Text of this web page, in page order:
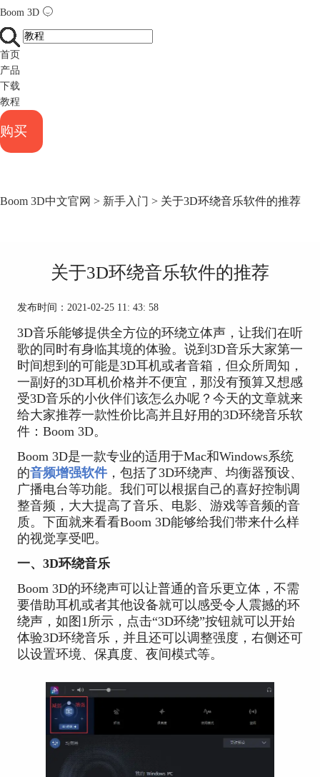
Boom 3D
首页
产品
下载
教程
购买
Boom 3D中文官网 > 新手入门 > 关于3D环绕音乐软件的推荐
关于3D环绕音乐软件的推荐
发布时间：2021-02-25 11: 43: 58
3D音乐能够提供全方位的环绕立体声，让我们在听
歌的同时有身临其境的体验。说到3D音乐大家第一
时间想到的可能是3D耳机或者音箱，但众所周知，
一副好的3D耳机价格并不便宜，那没有预算又想感
受3D音乐的小伙伴们该怎么办呢？今天的文章就来
给大家推荐一款性价比高并且好用的3D环绕音乐软
件：Boom 3D。
Boom 3D是一款专业的适用于Mac和Windows系统
的音频增强软件，包括了3D环绕声、均衡器预设、
广播电台等功能。我们可以根据自己的喜好控制调
整音频，大大提高了音乐、电影、游戏等音频的音
质。下面就来看看Boom 3D能够给我们带来什么样
的视觉享受吧。
一、3D环绕音乐
Boom 3D的环绕声可以让普通的音乐更立体，不需
要借助耳机或者其他设备就可以感受令人震撼的环
绕声，如图1所示，点击“3D环绕”按钮就可以开始
体验3D环绕音乐，并且还可以调整强度，右侧还可
以设置环境、保真度、夜间模式等。